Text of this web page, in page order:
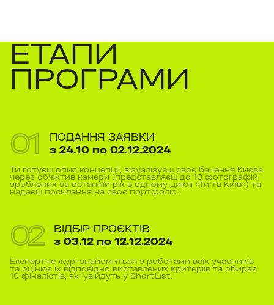
ЕТАПИ
ПРОГРАМИ
01
ПОДАННЯ ЗАЯВКИ
з 24.10 по 02.12.2024
Ти готуєш опис концепції, візуалізуєш своє бачення Києва
через об'єктив камери (представляєш до 10 фотографій
зроблених за останній рік в одному циклі «Ти та Київ») та
надаєш посилання на своє портфоліо.
02
ВІДБІР ПРОЄКТІВ
з 03.12 по 12.12.2024
Експертне журі знайомиться з роботами всіх учасників
та оцінює їх відповідно виставлених критеріїв та обирає
10 фіналістів, які увійдуть у ShortList.